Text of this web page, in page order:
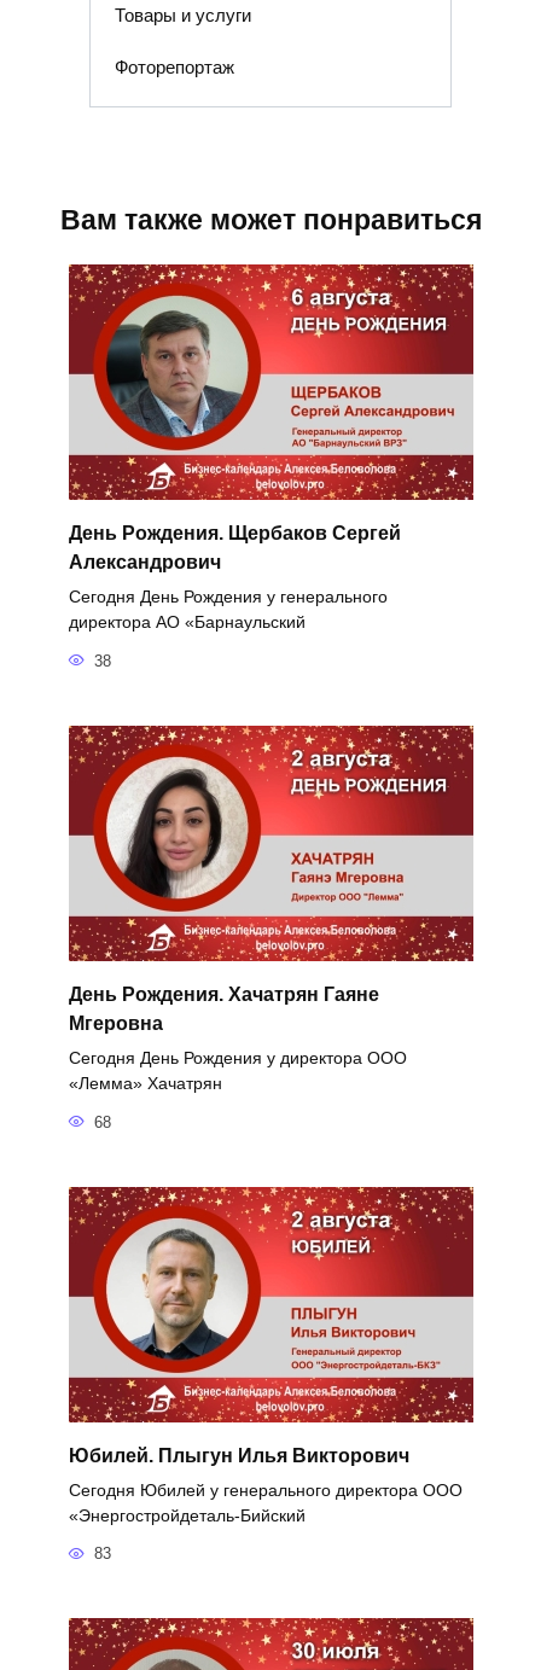
Товары и услуги
Фоторепортаж
Вам также может понравиться
День Рождения. Щербаков Сергей
Александрович
Сегодня День Рождения у генерального
директора АО «Барнаульский
38
День Рождения. Хачатрян Гаяне
Мгеровна
Сегодня День Рождения у директора ООО
«Лемма» Хачатрян
68
Юбилей. Плыгун Илья Викторович
Сегодня Юбилей у генерального директора ООО
«Энергостройдеталь-Бийский
83